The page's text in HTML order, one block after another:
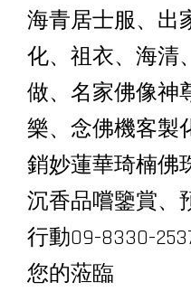
海青居士服、出
化、祖衣、海清
做、名家佛像神
樂、念佛機客製
銷妙蓮華琦楠佛
沉香品嚐鑒賞、
行動09-8330-
您的蒞臨